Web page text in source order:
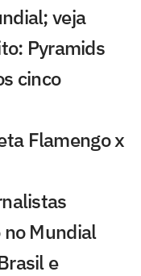
veja
Pyramids
cinco
Flamengo x
Mundial
e